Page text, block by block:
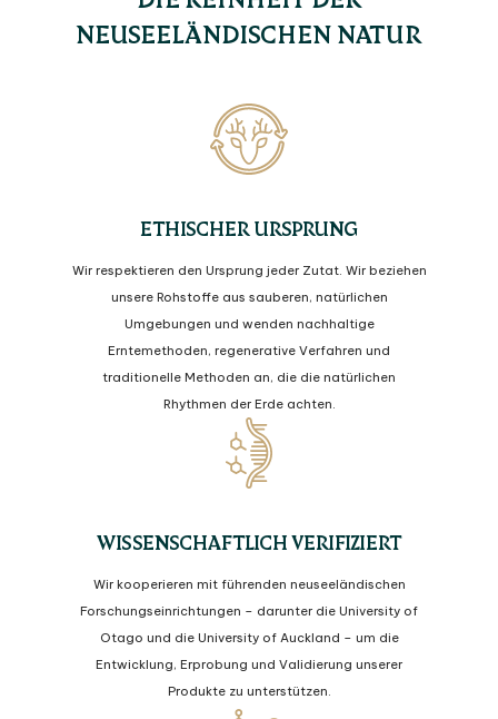
NEUSEELÄNDISCHEN NATUR
ETHISCHER URSPRUNG
Wir respektieren den Ursprung jeder Zutat. Wir beziehen
unsere Rohstoffe aus sauberen, natürlichen
Umgebungen und wenden nachhaltige
Erntemethoden, regenerative Verfahren und
traditionelle Methoden an, die die natürlichen
Rhythmen der Erde achten.
WISSENSCHAFTLICH VERIFIZIERT
Wir kooperieren mit führenden neuseeländischen
Forschungseinrichtungen – darunter die University of
Otago und die University of Auckland – um die
Entwicklung, Erprobung und Validierung unserer
Produkte zu unterstützen.